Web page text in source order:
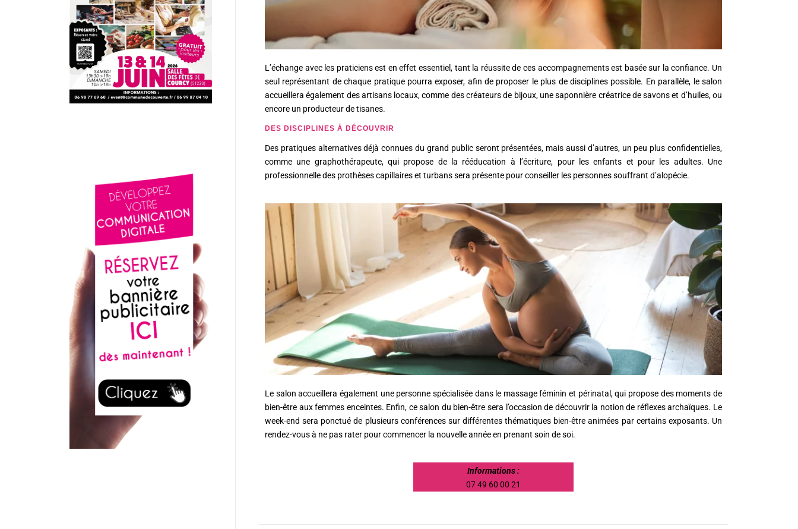
L’échange avec les praticiens est en effet essentiel, tant la réussite de ces accompagnements est basée sur la confiance. Un
seul représentant de chaque pratique pourra exposer, afin de proposer le plus de disciplines possible. En parallèle, le salon
accueillera également des artisans locaux, comme des créateurs de bijoux, une saponnière créatrice de savons et d’huiles, ou
encore un producteur de tisanes.
DES DISCIPLINES À DÉCOUVRIR
Des pratiques alternatives déjà connues du grand public seront présentées, mais aussi d’autres, un peu plus confidentielles,
comme une graphothérapeute, qui propose de la rééducation à l’écriture, pour les enfants et pour les adultes. Une
professionnelle des prothèses capillaires et turbans sera présente pour conseiller les personnes souffrant d’alopécie.
Le salon accueillera également une personne spécialisée dans le massage féminin et périnatal, qui propose des moments de
bien-être aux femmes enceintes. Enfin, ce salon du bien-être sera l’occasion de découvrir la notion de réflexes archaïques. Le
week-end sera ponctué de plusieurs conférences sur différentes thématiques bien-être animées par certains exposants. Un
rendez-vous à ne pas rater pour commencer la nouvelle année en prenant soin de soi.
Informations :
07 49 60 00 21